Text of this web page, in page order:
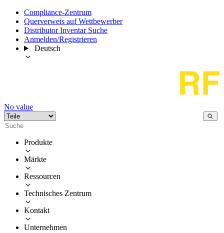
Compliance-Zentrum
Querverweis auf Wettbewerber
Distributor Inventar Suche
Anmelden/Registrieren
Deutsch
No value
Produkte
Märkte
Ressourcen
Technisches Zentrum
Kontakt
Unternehmen